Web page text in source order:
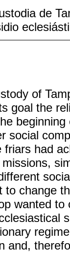
de
of
goal the
social
friars had
to change
wanted
and,